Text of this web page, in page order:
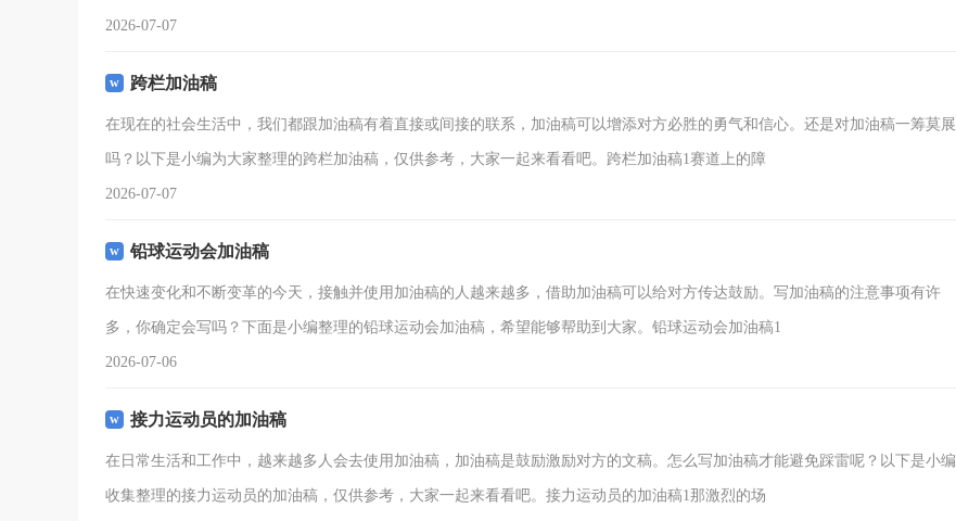
2026-07-07
跨栏加油稿
在现在的社会生活中，我们都跟加油稿有着直接或间接的联系，加油稿可以增添对方必胜的勇气和信心。还是对加油稿一筹莫展
吗？以下是小编为大家整理的跨栏加油稿，仅供参考，大家一起来看看吧。跨栏加油稿1赛道上的障
2026-07-07
铅球运动会加油稿
在快速变化和不断变革的今天，接触并使用加油稿的人越来越多，借助加油稿可以给对方传达鼓励。写加油稿的注意事项有许
多，你确定会写吗？下面是小编整理的铅球运动会加油稿，希望能够帮助到大家。铅球运动会加油稿1
2026-07-06
接力运动员的加油稿
在日常生活和工作中，越来越多人会去使用加油稿，加油稿是鼓励激励对方的文稿。怎么写加油稿才能避免踩雷呢？以下是小编
收集整理的接力运动员的加油稿，仅供参考，大家一起来看看吧。接力运动员的加油稿1那激烈的场